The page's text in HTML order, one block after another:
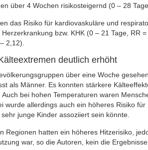
über 4 Wochen risikosteigernd (0 – 28
das Risiko für kardiovaskuläre und
bzw. KHK (0 – 21 Tage, RR
2,12).
deutlich erhöht
über eine Woche
als Männer. Es konnten stärkere
bei hohen Temperaturen waren
wurde allerdings auch ein höheres Risiko
junge Kinder assoziiert sein könnte.
Regionen hatten ein höheres Hitzerisiko,
war, so die Autoren, kein die